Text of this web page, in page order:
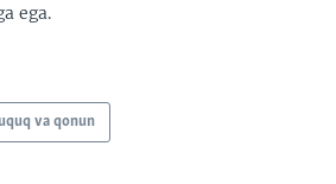
ega.
va qonun